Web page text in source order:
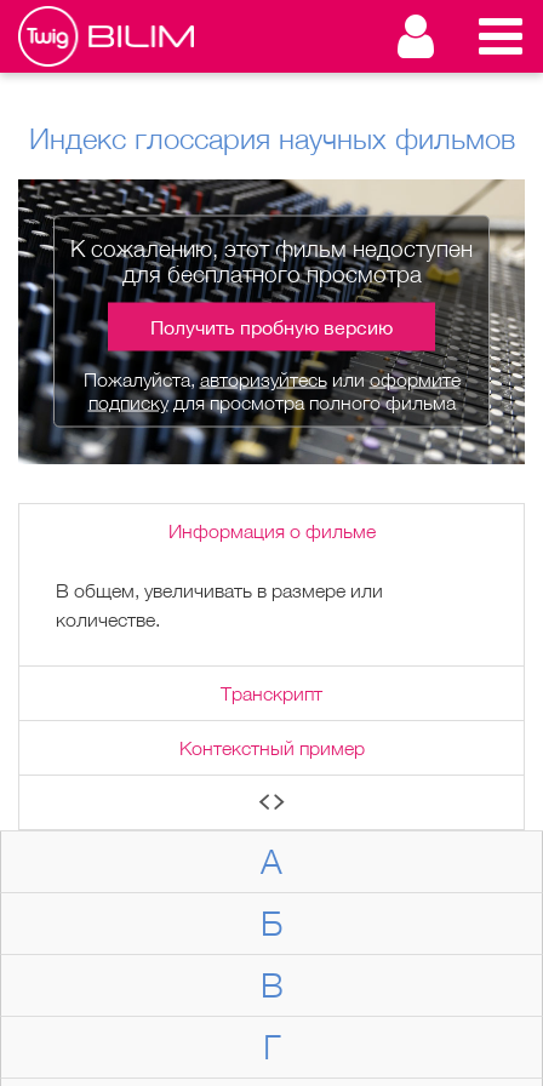
Индекс глоссария научных фильмов
А
Б
В
Г
К сожалению, этот фильм недоступен
для бесплатного просмотра
Получить пробную версию
Пожалуйста,авторизуйтесьилиоформите
подпискудля просмотра полного фильма
Информация о фильме
В общем, увеличивать в размере или
количестве.
Транскрипт
Контекстный пример